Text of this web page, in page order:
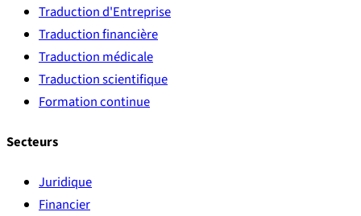
Traduction d'Entreprise
Traduction financière
Traduction médicale
Traduction scientifique
Formation continue
Secteurs
Juridique
Financier